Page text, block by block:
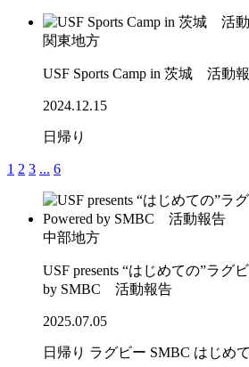
関東地方
USF Sports Camp in 茨城 活動
2024.12.15
日帰り
1 2 3 ... 6
中部地方
USF presents “はじめての”ラグ
by SMBC 活動報告
2025.07.05
日帰り ラグビー SMBC はじめ